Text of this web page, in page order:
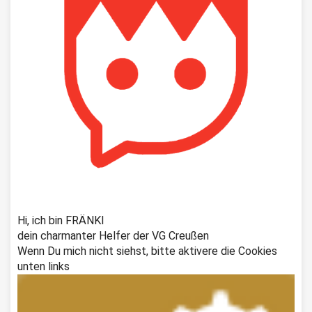
Hi, ich bin FRÄNKI
dein charmanter Helfer der VG Creußen
Wenn Du mich nicht siehst, bitte aktivere die Cookies
unten links